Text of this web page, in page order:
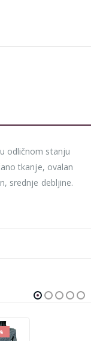
odličnom stanju
tkanje, ovalan
srednje debljine.